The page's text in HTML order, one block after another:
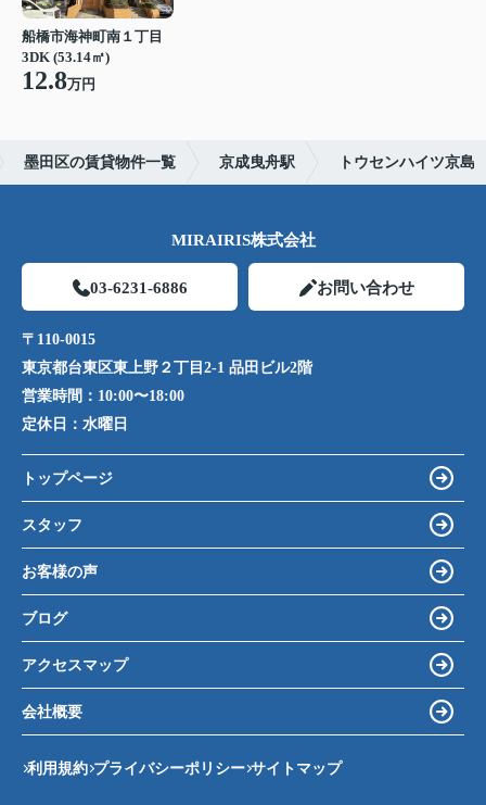
船橋市海神町南１丁目
3DK (53.14㎡)
12.8万円
墨田区の賃貸物件一覧 京成曳舟駅 トウセンハイツ京島
MIRAIRIS株式会社
03-6231-6886 お問い合わせ
〒110-0015
東京都台東区東上野２丁目2-1 品田ビル2階
営業時間： 10:00〜18:00
定休日： 水曜日
トップページ
スタッフ
お客様の声
ブログ
アクセスマップ
会社概要
利用規約 プライバシーポリシー サイトマップ